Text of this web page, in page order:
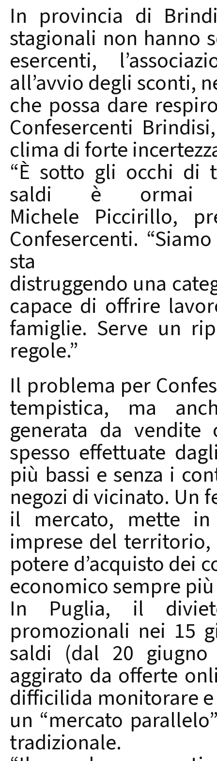
In provincia di
stagionali non hanno
esercenti,
all’avvio degli sconti,
che possa dare
Confesercenti
clima di forte
“È sotto gli occhi di
saldi è ormai
Michele Piccirillo,
Confesercenti.
sta
distruggendo una
capace di offrire
famiglie. Serve un
regole.”
Il problema per
tempistica, ma
generata da vendite
spesso effettuate
più bassi e senza i
negozi di vicinato. Un
il mercato, mette
imprese del
potere d’acquisto dei
economico sempre
In Puglia, il
promozionali nei 15
saldi (dal 20
aggirato da offerte
difficilida monitorare
un “mercato
tradizionale.